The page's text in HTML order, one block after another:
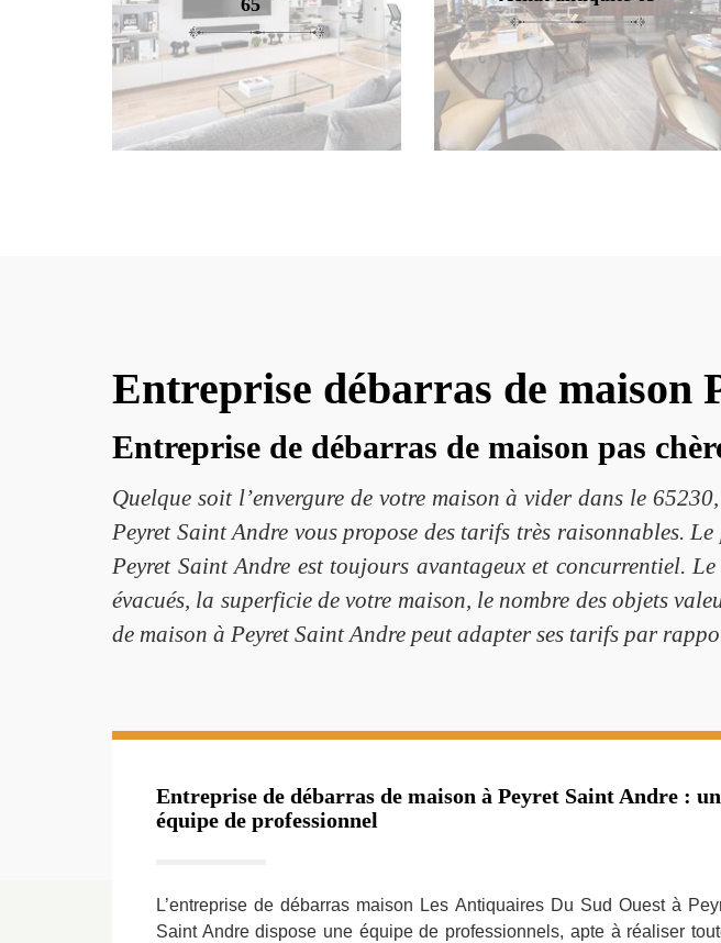
Entreprise débarras de maison
Entreprise de débarras de maison pas
Quelque soit l’envergure de votre maison à vider dans le
Peyret Saint Andre vous propose des tarifs très raisonnables.
Peyret Saint Andre est toujours avantageux et concurrentiel.
évacués, la superficie de votre maison, le nombre des objets
de maison à Peyret Saint Andre peut adapter ses tarifs par
Entreprise de débarras de maison à Peyret Saint Andre :
équipe de professionnel
L’entreprise de débarras maison Les Antiquaires Du Sud Ouest à
Saint Andre dispose une équipe de professionnels, apte à réaliser